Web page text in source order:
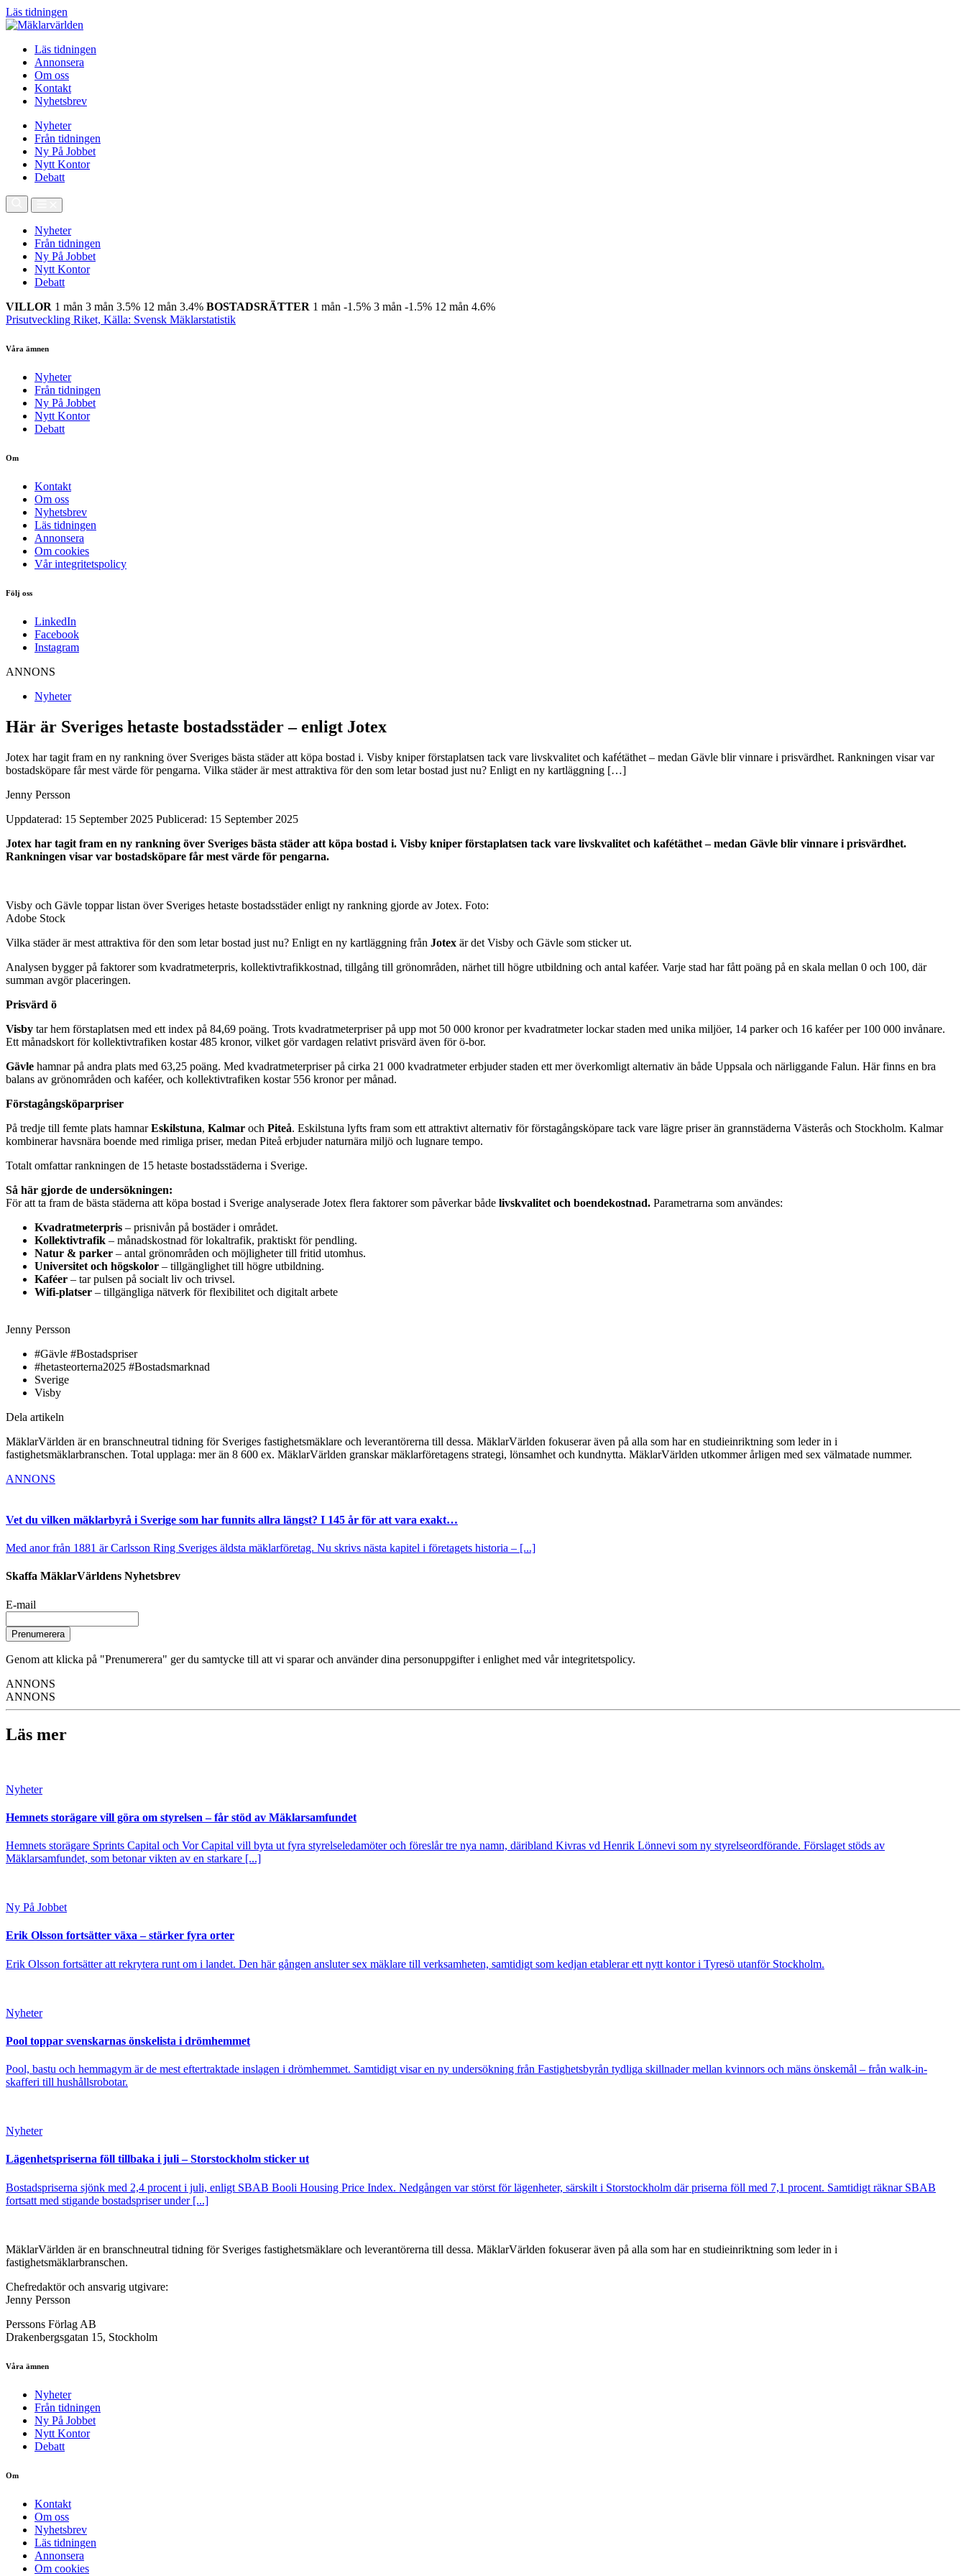
Läs tidningen
Läs tidningen
Annonsera
Om oss
Kontakt
Nyhetsbrev
Nyheter
Från tidningen
Ny På Jobbet
Nytt Kontor
Debatt
Nyheter
Från tidningen
Ny På Jobbet
Nytt Kontor
Debatt
VILLOR 1 mån 3 mån 3.5% 12 mån 3.4% BOSTADSRÄTTER 1 mån -1.5% 3 mån -1.5% 12 mån 4.6%
Prisutveckling Riket, Källa: Svensk Mäklarstatistik
Våra ämnen
Nyheter
Från tidningen
Ny På Jobbet
Nytt Kontor
Debatt
Om
Kontakt
Om oss
Nyhetsbrev
Läs tidningen
Annonsera
Om cookies
Vår integritetspolicy
Följ oss
LinkedIn
Facebook
Instagram
ANNONS
Nyheter
Här är Sveriges hetaste bostadsstäder – enligt Jotex
Jotex har tagit fram en ny rankning över Sveriges bästa städer att köpa bostad i. Visby kniper förstaplatsen tack vare livskvalitet och kafétäthet – medan Gävle blir vinnare i prisvärdhet. Rankningen visar var
bostadsköpare får mest värde för pengarna. Vilka städer är mest attraktiva för den som letar bostad just nu? Enligt en ny kartläggning […]
Jenny Persson
Uppdaterad: 15 September 2025 Publicerad: 15 September 2025
Jotex har tagit fram en ny rankning över Sveriges bästa städer att köpa bostad i. Visby kniper förstaplatsen tack vare livskvalitet och kafétäthet – medan Gävle blir vinnare i prisvärdhet.
Rankningen visar var bostadsköpare får mest värde för pengarna.
Visby och Gävle toppar listan över Sveriges hetaste bostadsstäder enligt ny rankning gjorde av Jotex. Foto:
Adobe Stock
Vilka städer är mest attraktiva för den som letar bostad just nu? Enligt en ny kartläggning från Jotex är det Visby och Gävle som sticker ut.
Analysen bygger på faktorer som kvadratmeterpris, kollektivtrafikkostnad, tillgång till grönområden, närhet till högre utbildning och antal kaféer. Varje stad har fått poäng på en skala mellan 0 och 100, där
summan avgör placeringen.
Prisvärd ö
Visby tar hem förstaplatsen med ett index på 84,69 poäng. Trots kvadratmeterpriser på upp mot 50 000 kronor per kvadratmeter lockar staden med unika miljöer, 14 parker och 16 kaféer per 100 000 invånare.
Ett månadskort för kollektivtrafiken kostar 485 kronor, vilket gör vardagen relativt prisvärd även för ö-bor.
Gävle hamnar på andra plats med 63,25 poäng. Med kvadratmeterpriser på cirka 21 000 kvadratmeter erbjuder staden ett mer överkomligt alternativ än både Uppsala och närliggande Falun. Här finns en bra
balans av grönområden och kaféer, och kollektivtrafiken kostar 556 kronor per månad.
Förstagångsköparpriser
På tredje till femte plats hamnarEskilstuna, Kalmar och Piteå. Eskilstuna lyfts fram som ett attraktivt alternativ för förstagångsköpare tack vare lägre priser än grannstäderna Västerås och Stockholm. Kalmar
kombinerar havsnära boende med rimliga priser, medan Piteå erbjuder naturnära miljö och lugnare tempo.
Totalt omfattar rankningen de 15 hetaste bostadsstäderna i Sverige.
Så här gjorde de undersökningen:
För att ta fram de bästa städerna att köpa bostad i Sverige analyserade Jotex flera faktorer som påverkar både livskvalitet och boendekostnad. Parametrarna som användes:
Kvadratmeterpris – prisnivån på bostäder i området.
Kollektivtrafik – månadskostnad för lokaltrafik, praktiskt för pendling.
Natur & parker – antal grönområden och möjligheter till fritid utomhus.
Universitet och högskolor – tillgänglighet till högre utbildning.
Kaféer – tar pulsen på socialt liv och trivsel.
Wifi-platser – tillgängliga nätverk för flexibilitet och digitalt arbete
Jenny Persson
#Gävle #Bostadspriser
#hetasteorterna2025 #Bostadsmarknad
Sverige
Visby
Dela artikeln
MäklarVärlden är en branschneutral tidning för Sveriges fastighetsmäklare och leverantörerna till dessa. MäklarVärlden fokuserar även på alla som har en studieinriktning som leder in i
fastighetsmäklarbranschen. Total upplaga: mer än 8 600 ex. MäklarVärlden granskar mäklarföretagens strategi, lönsamhet och kundnytta. MäklarVärlden utkommer årligen med sex välmatade nummer.
ANNONS
Vet du vilken mäklarbyrå i Sverige som har funnits allra längst? I 145 år för att vara exakt…
Med anor från 1881 är Carlsson Ring Sveriges äldsta mäklarföretag. Nu skrivs nästa kapitel i företagets historia – [...]
Skaffa MäklarVärldens Nyhetsbrev
E-mail
Prenumerera
Genom att klicka på "Prenumerera" ger du samtycke till att vi sparar och använder dina personuppgifter i enlighet med vår integritetspolicy.
ANNONS
ANNONS
Läs mer
Nyheter
Hemnets storägare vill göra om styrelsen – får stöd av Mäklarsamfundet
Hemnets storägare Sprints Capital och Vor Capital vill byta ut fyra styrelseledamöter och föreslår tre nya namn, däribland Kivras vd Henrik Lönnevi som ny styrelseordförande. Förslaget stöds av
Mäklarsamfundet, som betonar vikten av en starkare [...]
Ny På Jobbet
Erik Olsson fortsätter växa – stärker fyra orter
Erik Olsson fortsätter att rekrytera runt om i landet. Den här gången ansluter sex mäklare till verksamheten, samtidigt som kedjan etablerar ett nytt kontor i Tyresö utanför Stockholm.
Nyheter
Pool toppar svenskarnas önskelista i drömhemmet
Pool, bastu och hemmagym är de mest eftertraktade inslagen i drömhemmet. Samtidigt visar en ny undersökning från Fastighetsbyrån tydliga skillnader mellan kvinnors och mäns önskemål – från walk-in-
skafferi till hushållsrobotar.
Nyheter
Lägenhetspriserna föll tillbaka i juli – Storstockholm sticker ut
Bostadspriserna sjönk med 2,4 procent i juli, enligt SBAB Booli Housing Price Index. Nedgången var störst för lägenheter, särskilt i Storstockholm där priserna föll med 7,1 procent. Samtidigt räknar SBAB
fortsatt med stigande bostadspriser under [...]
MäklarVärlden är en branschneutral tidning för Sveriges fastighetsmäklare och leverantörerna till dessa. MäklarVärlden fokuserar även på alla som har en studieinriktning som leder in i
fastighetsmäklarbranschen.
Chefredaktör och ansvarig utgivare:
Jenny Persson
Perssons Förlag AB
Drakenbergsgatan 15, Stockholm
Våra ämnen
Nyheter
Från tidningen
Ny På Jobbet
Nytt Kontor
Debatt
Om
Kontakt
Om oss
Nyhetsbrev
Läs tidningen
Annonsera
Om cookies